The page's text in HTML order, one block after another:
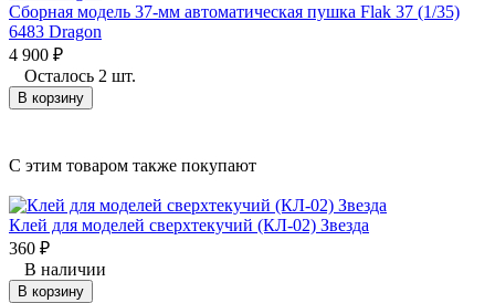
Сборная модель 37-мм автоматическая пушка Flak 37 (1/35)
6483 Dragon
4 900 ₽
Осталось 2 шт.
В корзину
C этим товаром также покупают
Клей для моделей сверхтекучий (КЛ-02) Звезда
360 ₽
В наличии
В корзину